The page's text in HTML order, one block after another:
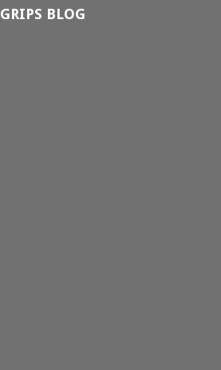
GRIPS BLOG